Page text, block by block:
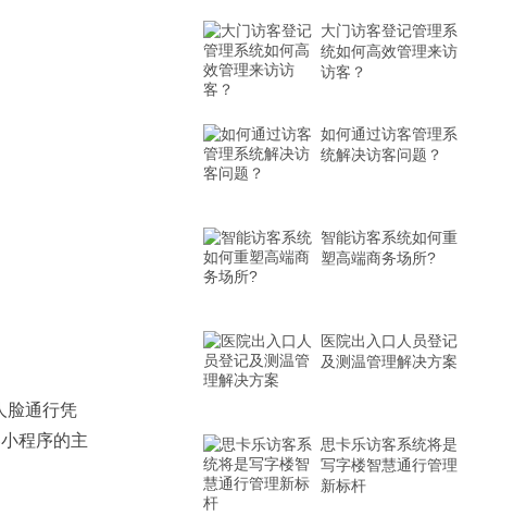
脸通行凭
程序的主
大门访客登记管理系
统如何高效管理来访
访客？
如何通过访客管理系
统解决访客问题？
智能访客系统如何重
塑高端商务场所?
医院出入口人员登记
及测温管理解决方案
思卡乐访客系统将是
写字楼智慧通行管理
新标杆